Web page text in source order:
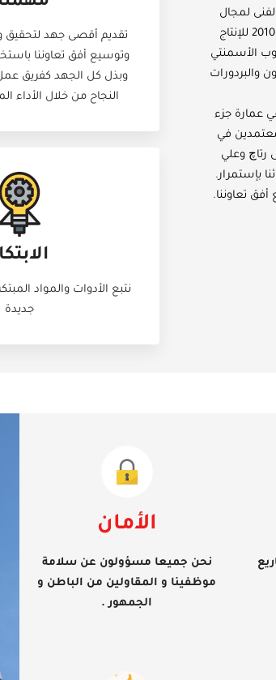
لمجال
التشطيبات وتم التوسع في 2010 للإنتاج
الأسمنتي
والبردورات
عمارة جزء
في
رتاچ وعلي
بإستمرار.
تعاوننا.
تقديم أقصى جهد لتحقيق
وتوسيع أفق تعاوننا
وبذل كل الجهد كفريق
النجاح من خلال الأداء
نتبع الأدوات والمواد
جديدة
الأمان
نحن جميعا مسؤولون عن سلامة
موظفينا و المقاولين من الباطن و
الجمهور .